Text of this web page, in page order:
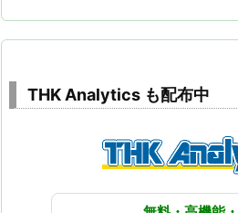
THK Analytics も配布中